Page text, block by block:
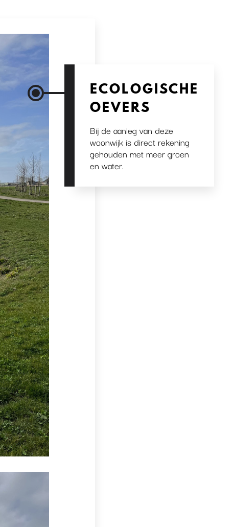
ECOLOGISCHE
OEVERS
Bij de aanleg van deze
woonwijk is direct rekening
gehouden met meer groen
en water.